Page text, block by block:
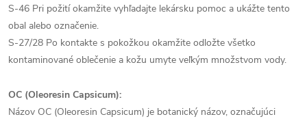
S-46 Pri požití okamžite vyhľadajte lekársku pomoc a ukážte tento
obal alebo označenie.
S-27/28 Po kontakte s pokožkou okamžite odložte všetko
kontaminované oblečenie a kožu umyte veľkým množstvom vody.
OC (Oleoresin Capsicum):
Názov OC (Oleoresin Capsicum) je botanický názov, označujúci